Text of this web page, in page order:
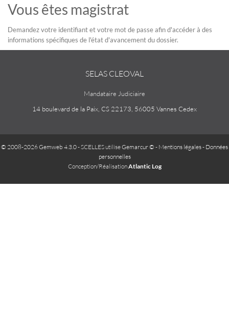
Vous êtes magistrat
Demandez votre identifiant et votre mot de passe afin d'accéder à des
informations spécifiques de l'état d'avancement du dossier.
SELAS CLEOVAL
Mandataire Judiciaire
14 boulevard de la Paix, CS 22173, 56005 Vannes Cedex
© 2008-2026 Gemweb 4.3.0- SCELLES utiliseGemarcur © - Mentions légales- Données
personnelles
Conception/RéalisationAtlantic Log